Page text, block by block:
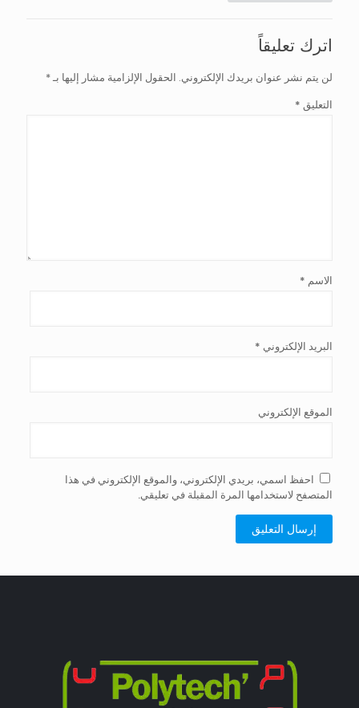
اترك تعليقاً
لن يتم نشر عنوان بريدك الإلكتروني. الحقول الإلزامية مشار إليها بـ*
التعليق *
الاسم *
البريد الإلكتروني *
الموقع الإلكتروني
احفظ اسمي، بريدي الإلكتروني، والموقع الإلكتروني في هذا
المتصفح لاستخدامها المرة المقبلة في تعليقي.